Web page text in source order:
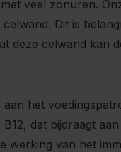
veel zonuren.
Dit is
deze celwand kan
het
dat bijdraagt
werking van het